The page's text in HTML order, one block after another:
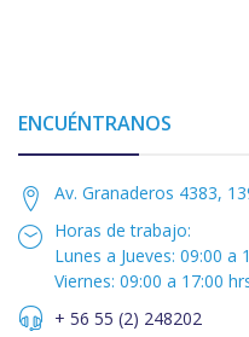
ENCUÉNTRANOS
Av. Granaderos 4383,
Horas de trabajo:
Lunes a Jueves: 09:00 a
Viernes: 09:00 a 17:00
+ 56 55 (2) 248202